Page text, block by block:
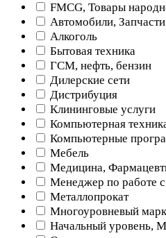
FMCG, Товары
Автомобили, Запчасти
Алкоголь
Бытовая техника
ГСМ, нефть, бензин
Дилерские сети
Дистрибуция
Клининговые услуги
Компьютерная
Компьютерные
Мебель
Медицина,
Менеджер по работе
Металлопрокат
Многоуровневый
Начальный уровень,